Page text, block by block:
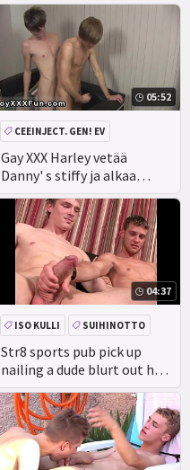
me olisi kaikki rakkaus
kohteeseen
05:52
Gay XXX Harley vetää
Danny' s stiffy ja alkaa
Syväkurkku
CEEINJECT. GEN! EV
04:37
Str8 sports pub pick up
nailing a dude blurt out he
's'better than pussy &
#039;.
ISO KULLI
SUIHINOTTO
ENSIMMÄISTÄ KERTAA